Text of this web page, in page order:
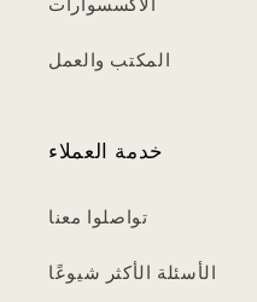
الاكسسوارات
المكتب والعمل
خدمة العملاء
تواصلوا معنا
الأسئلة الأكثر شيوعًا